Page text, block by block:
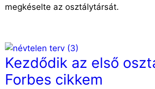
megkéselte az osztálytársát.
Kezdődik az első
Forbes cikkem